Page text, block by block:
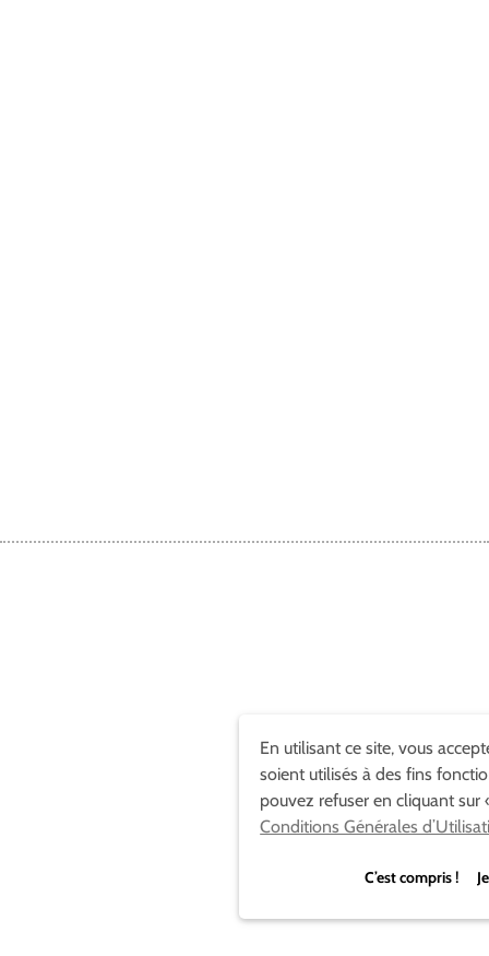
En utilisant ce site, vous
soient utilisés à des fins
pouvez refuser en cliquant sur
Conditions Générales
C’est compris !